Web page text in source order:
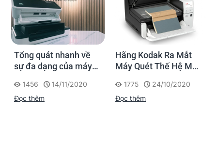
Tổng quát nhanh về
sự đa dạng của máy
1456
14/11/2020
Đọc thêm
Hãng Kodak Ra Mắt
Máy Quét Thế Hệ Mới
S2085f - Giải Pháp Số
Hóa Toàn Diện
1775
24/10/2020
Đọc thêm